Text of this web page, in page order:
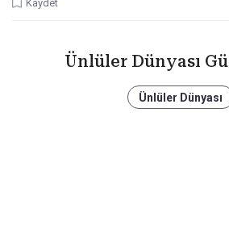
Kaydet
Ünlüler Dünyası
Ünlüler Dünyası